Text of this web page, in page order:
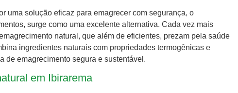
uma solução eficaz para emagrecer com segurança, o
surge como uma excelente alternativa. Cada vez mais
natural, que além de eficientes, prezam pela saúde
ingredientes naturais com propriedades termogênicas e
de emagrecimento segura e sustentável.
em Ibirarema